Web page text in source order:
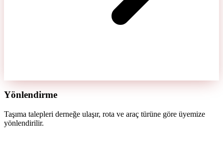
Yönlendirme
Taşıma talepleri derneğe ulaşır, rota ve araç türüne göre üyemize
yönlendirilir.